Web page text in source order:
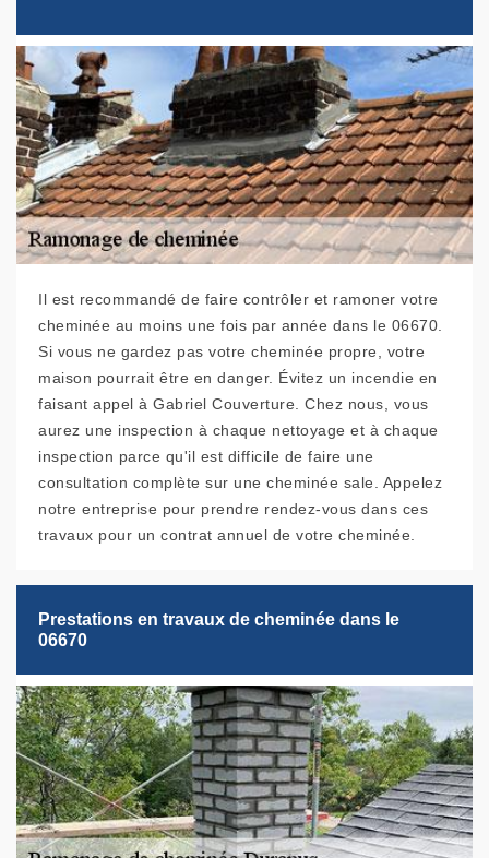
Il est recommandé de faire contrôler et ramoner votre
cheminée au moins une fois par année dans le 06670.
Si vous ne gardez pas votre cheminée propre, votre
maison pourrait être en danger. Évitez un incendie en
faisant appel à Gabriel Couverture. Chez nous, vous
aurez une inspection à chaque nettoyage et à chaque
inspection parce qu'il est difficile de faire une
consultation complète sur une cheminée sale. Appelez
notre entreprise pour prendre rendez-vous dans ces
travaux pour un contrat annuel de votre cheminée.
Prestations en travaux de cheminée dans le
06670